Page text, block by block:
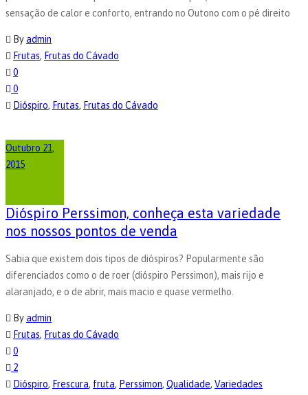
sensação de calor e conforto, entrando no Outono com o pé direito
Byadmin
Frutas, Frutas do Cávado
0
0
Dióspiro, Frutas, Frutas do Cávado
Outubro 21,
2015
Dióspiro Perssimon, conheça esta variedade
nos nossos pontos de venda
Sabia que existem dois tipos de dióspiros? Popularmente são
diferenciados como o de roer (dióspiro Perssimon), mais rijo e
alaranjado, e o de abrir, mais macio e quase vermelho.
Byadmin
Frutas, Frutas do Cávado
0
2
Dióspiro, Frescura, fruta, Perssimon, Qualidade, Variedades